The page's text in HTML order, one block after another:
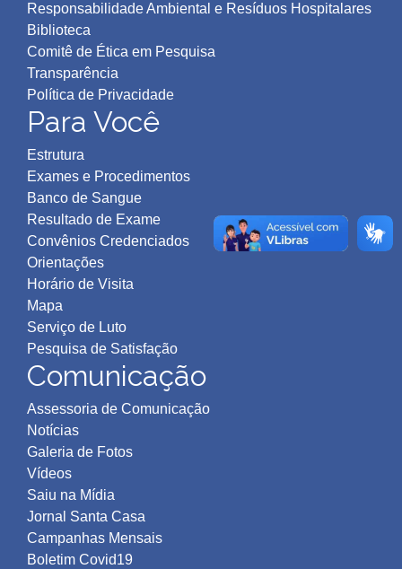
Responsabilidade Ambiental e Resíduos Hospitalares
Biblioteca
Comitê de Ética em Pesquisa
Transparência
Política de Privacidade
Para Você
Estrutura
Exames e Procedimentos
Banco de Sangue
Resultado de Exame
Convênios Credenciados
Orientações
Horário de Visita
Mapa
Serviço de Luto
Pesquisa de Satisfação
Comunicação
Assessoria de Comunicação
Notícias
Galeria de Fotos
Vídeos
Saiu na Mídia
Jornal Santa Casa
Campanhas Mensais
Boletim Covid19